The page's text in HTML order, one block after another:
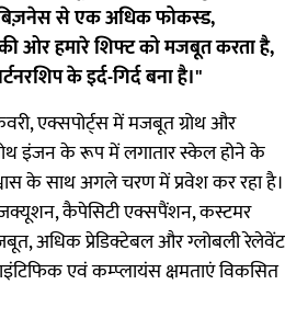
से एक अधिक फोकस्ड,
ओर हमारे शिफ्ट को मजबूत करता है,
के इर्द-गिर्द बना है।"
एक्सपोर्ट्स में मजबूत ग्रोथ और
इंजन के रूप में लगातार स्केल होने के
के साथ अगले चरण में प्रवेश कर रहा है।
कैपेसिटी एक्सपैंशन, कस्टमर
अधिक प्रेडिक्टेबल और ग्लोबली रेलेवेंट
एवं कम्प्लायंस क्षमताएं विकसित